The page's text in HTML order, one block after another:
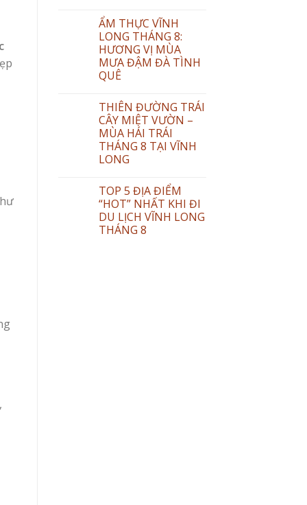
ẨM THỰC VĨNH
LONG THÁNG 8:
HƯƠNG VỊ MÙA
MƯA ĐẬM ĐÀ TÌNH
QUÊ
THIÊN ĐƯỜNG TRÁI
CÂY MIỆT VƯỜN –
MÙA HÁI TRÁI
THÁNG 8 TẠI VĨNH
LONG
TOP 5 ĐỊA ĐIỂM
“HOT” NHẤT KHI ĐI
DU LỊCH VĨNH LONG
THÁNG 8